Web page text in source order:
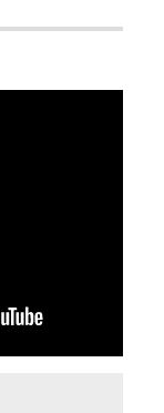
हैं।
योजना नहीं